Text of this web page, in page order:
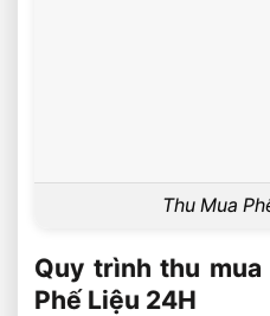
Thu Mua
Quy trình thu
Phế Liệu 24H